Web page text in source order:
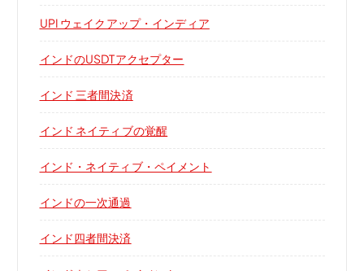
UPI ウェイクアップ・インディア
インドのUSDTアクセプター
インド 三者間決済
インド ネイティブの覚醒
インド・ネイティブ・ペイメント
インドの一次通過
インド四者間決済